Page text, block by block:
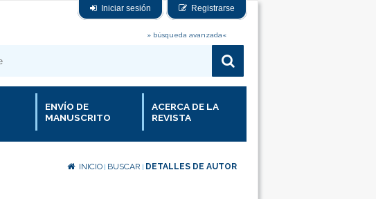
Iniciar sesión Registrarse
» búsqueda avanzada«
ENVÍO DE
MANUSCRITO
ACERCA DE LA
REVISTA
INICIO BUSCAR DETALLES DE AUTOR